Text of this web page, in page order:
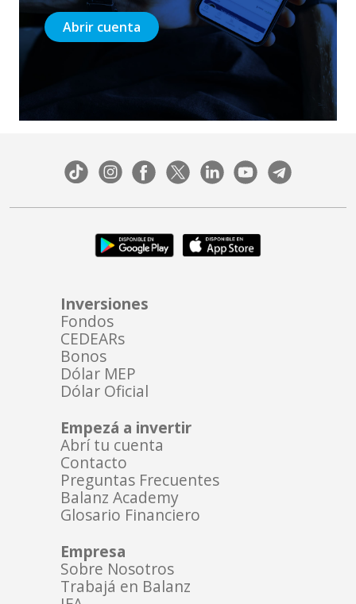
Abrir cuenta
Inversiones
Fondos
CEDEARs
Bonos
Dólar MEP
Dólar Oficial
Empezá a invertir
Abrí tu cuenta
Contacto
Preguntas Frecuentes
Balanz Academy
Glosario Financiero
Empresa
Sobre Nosotros
Trabajá en Balanz